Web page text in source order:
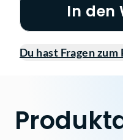
In den
Du hast Fragen